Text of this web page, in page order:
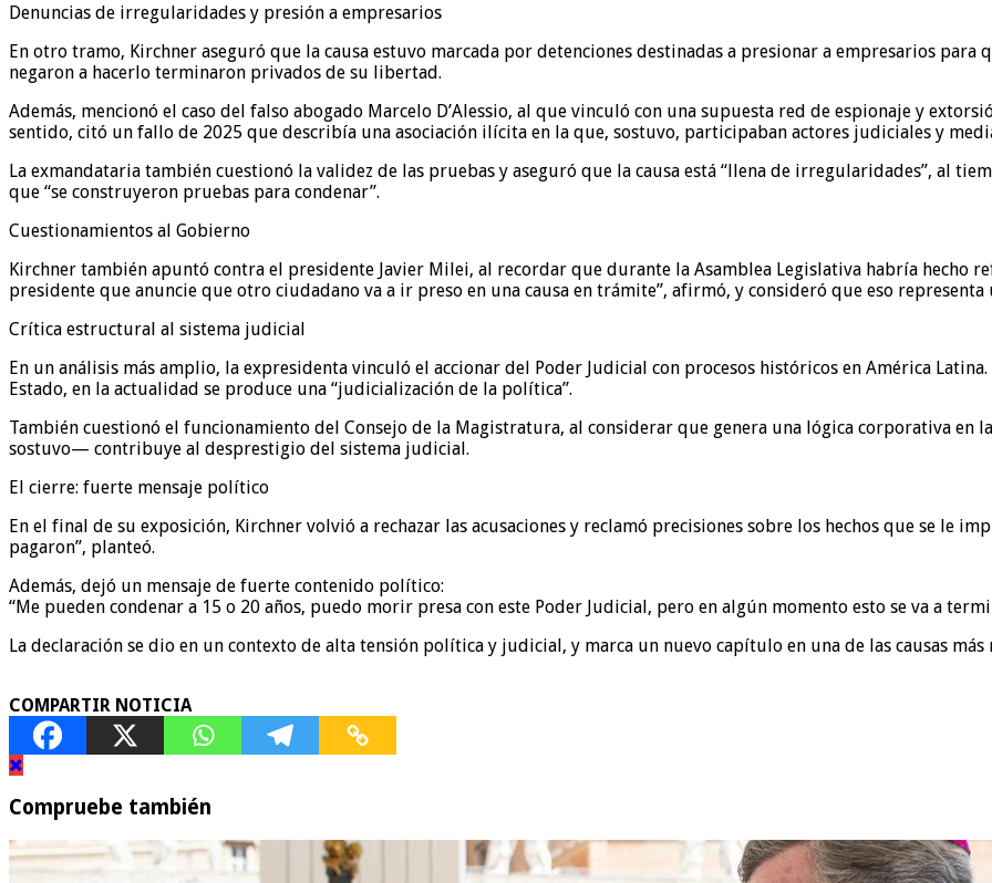
Denuncias de irregularidades y presión a empresarios
En otro tramo, Kirchner aseguró que la causa estuvo marcada por detenciones destinadas a presionar a empresarios para
negaron a hacerlo terminaron privados de su libertad.
Además, mencionó el caso del falso abogado Marcelo D’Alessio, al que vinculó con una supuesta red de espionaje y
sentido, citó un fallo de 2025 que describía una asociación ilícita en la que, sostuvo, participaban actores judiciales y
La exmandataria también cuestionó la validez de las pruebas y aseguró que la causa está “llena de irregularidades”, al
que “se construyeron pruebas para condenar”.
Cuestionamientos al Gobierno
Kirchner también apuntó contra el presidente Javier Milei, al recordar que durante la Asamblea Legislativa habría hecho
presidente que anuncie que otro ciudadano va a ir preso en una causa en trámite”, afirmó, y consideró que eso
Crítica estructural al sistema judicial
En un análisis más amplio, la expresidenta vinculó el accionar del Poder Judicial con procesos históricos en América
Estado, en la actualidad se produce una “judicialización de la política”.
También cuestionó el funcionamiento del Consejo de la Magistratura, al considerar que genera una lógica corporativa en
sostuvo— contribuye al desprestigio del sistema judicial.
El cierre: fuerte mensaje político
En el final de su exposición, Kirchner volvió a rechazar las acusaciones y reclamó precisiones sobre los hechos que se le
pagaron”, planteó.
Además, dejó un mensaje de fuerte contenido político:
“Me pueden condenar a 15 o 20 años, puedo morir presa con este Poder Judicial, pero en algún momento esto se va a
La declaración se dio en un contexto de alta tensión política y judicial, y marca un nuevo capítulo en una de las causas
COMPARTIR NOTICIA
Compruebe también